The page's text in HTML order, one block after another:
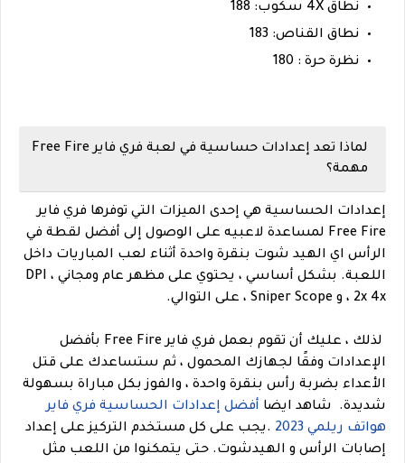
نطاق 4X سكوب: 188
نطاق القناص: 183
نظرة حرة : 180
لماذا تعد إعدادات حساسية في لعبة فري فاير Free Fire
مهمة؟
إعدادات الحساسية هي إحدى الميزات التي توفرها فري فاير
Free Fire لمساعدة لاعبيه على الوصول إلى أفضل لقطة في
الرأس اي الهيد شوت بنقرة واحدة أثناء لعب المباريات داخل
اللعبة.
بشكل أساسي ، يحتوي على مظهر عام ومجاني ، DPI
، 2x 4x و Sniper Scope ، على التوالي.
لذلك ، عليك أن تقوم بعمل فري فاير Free Fire بأفضل
الإعدادات وفقًا لجهازك المحمول ، ثم ستساعدك على قتل
الأعداء بضربة رأس بنقرة واحدة ، والفوز بكل مباراة بسهولة
شديدة.
شاهد ايضا أفضل إعدادات الحساسية فري فاير
هواتف ريلمي 2023
.يجب على كل مستخدم التركيز على إعداد
إصابات الرأس و الهيدشوت. حتى يتمكنوا من اللعب مثل